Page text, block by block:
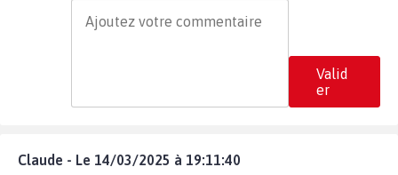
Valid
er
Claude - Le 14/03/2025 à 19:11:40